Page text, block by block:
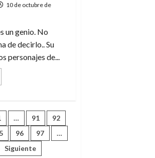
10 de octubre de
un genio. No
de decirlo.. Su
personajes de...
… 91
92
96 97
…
Siguiente